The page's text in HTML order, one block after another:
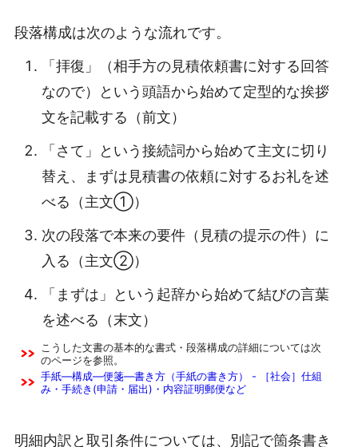
段落構成は次のような流れです。
「拝復」（相手方の見積依頼書に対する回答
なので）という頭語から始めて定型的な挨拶
文を記載する（前文）
「さて」という接続詞から始めて主文に切り
替え、まずは見積書の依頼に対するお礼を述
べる（主文①）
次の段落で本来の要件（見積の提示の件）に
入る（主文②）
「まずは」という起辞から始めて結びの言葉
を述べる（末文）
こうした文書の基本的な書式・段落構成の詳細については次
のページを参照。
手紙―構成―便箋―書き方（手紙の書き方） - ［社会］仕組
み・手続き(申請・届出)・内容証明郵便など
明細内訳と取引条件については、別記で箇条書き